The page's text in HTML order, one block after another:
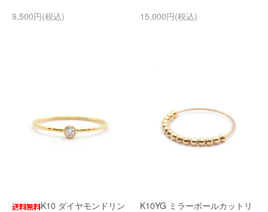
9,500円(税込)
15,000円(税込)
K10 ダイヤモンドリン K10YG ミラーボールカットリ